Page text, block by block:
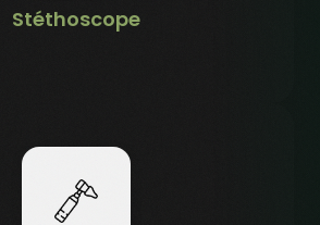
Stéthoscope